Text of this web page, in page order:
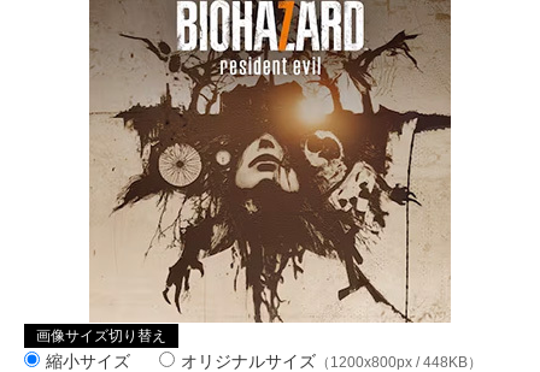
画像サイズ切り替え
縮小サイズ オリジナルサイズ （1200x800px / 448KB）